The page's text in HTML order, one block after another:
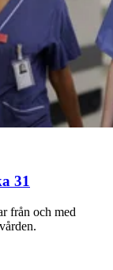
31
från och med